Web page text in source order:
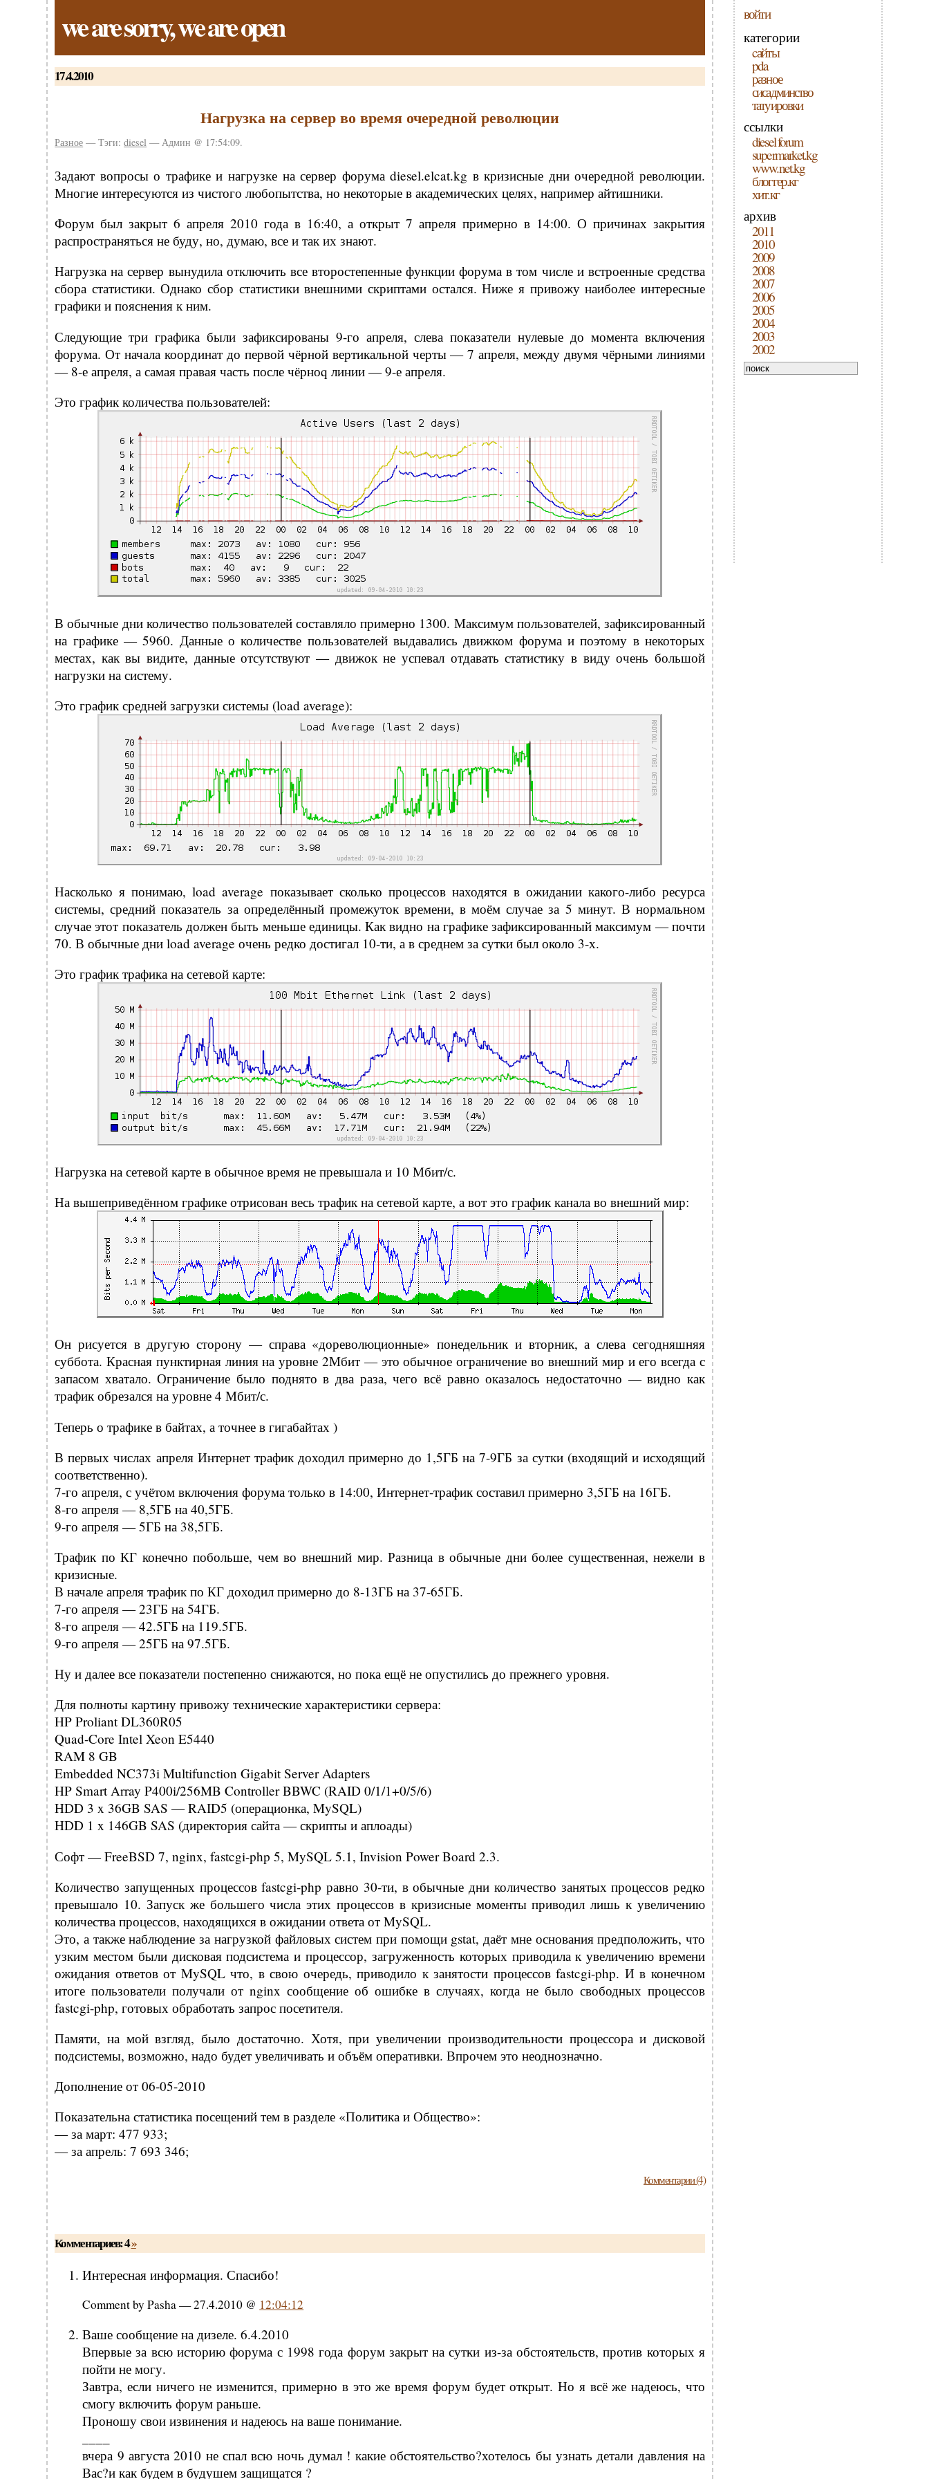
we are sorry, we are open
17.4.2010
Нагрузка на сервер во время очередной революции
Разное — Тэги:diesel — Админ @ 17:54:09.
Задают вопросы о трафике и нагрузке на сервер форума diesel.elcat.kg в кризисные дни очередной революции.
Многие интересуются из чистого любопытства, но некоторые в академических целях, например айтишники.
Форум был закрыт 6 апреля 2010 года в 16:40, а открыт 7 апреля примерно в 14:00. О причинах закрытия
распространяться не буду, но, думаю, все и так их знают.
Нагрузка на сервер вынудила отключить все второстепенные функции форума в том числе и встроенные средства
сбора статистики. Однако сбор статистики внешними скриптами остался. Ниже я привожу наиболее интересные
графики и пояснения к ним.
Следующие три графика были зафиксированы 9-го апреля, слева показатели нулевые до момента включения
форума. От начала координат до первой чёрной вертикальной черты — 7 апреля, между двумя чёрными линиями
— 8-е апреля, а самая правая часть после чёрноq линии — 9-е апреля.
Это график количества пользователей:
В обычные дни количество пользователей составляло примерно 1300. Максимум пользователей, зафикcированный
на графике — 5960. Данные о количестве пользователей выдавались движком форума и поэтому в некоторых
местах, как вы видите, данные отсутствуют — движок не успевал отдавать статистику в виду очень большой
нагрузки на систему.
Это график средней загрузки системы (load average):
Насколько я понимаю, load average показывает сколько процессов находятся в ожидании какого-либо ресурса
системы, средний показатель за определённый промежуток времени, в моём случае за 5 минут. В нормальном
случае этот показатель должен быть меньше единицы. Как видно на графике зафиксированный максимум — почти
70. В обычные дни load average очень редко достигал 10-ти, а в среднем за сутки был около 3-х.
Это график трафика на сетевой карте:
Нагрузка на сетевой карте в обычное время не превышала и 10 Мбит/с.
На вышеприведённом графике отрисован весь трафик на сетевой карте, а вот это график канала во внешний мир:
Он рисуется в другую сторону — справа «дореволюционные» понедельник и вторник, а слева сегодняшняя
суббота. Красная пунктирная линия на уровне 2Мбит — это обычное ограничение во внешний мир и его всегда с
запасом хватало. Ограничение было поднято в два раза, чего всё равно оказалось недостаточно — видно как
трафик обрезался на уровне 4 Мбит/с.
Теперь о трафике в байтах, а точнее в гигабайтах )
В первых числах апреля Интернет трафик доходил примерно до 1,5ГБ на 7-9ГБ за сутки (входящий и исходящий
соответственно).
7-го апреля, с учётом включения форума только в 14:00, Интернет-трафик составил примерно 3,5ГБ на 16ГБ.
8-го апреля — 8,5ГБ на 40,5ГБ.
9-го апреля — 5ГБ на 38,5ГБ.
Трафик по КГ конечно побольше, чем во внешний мир. Разница в обычные дни более существенная, нежели в
кризисные.
В начале апреля трафик по КГ доходил примерно до 8-13ГБ на 37-65ГБ.
7-го апреля — 23ГБ на 54ГБ.
8-го апреля — 42.5ГБ на 119.5ГБ.
9-го апреля — 25ГБ на 97.5ГБ.
Ну и далее все показатели постепенно снижаются, но пока ещё не опустились до прежнего уровня.
Для полноты картину привожу технические характеристики сервера:
HP Proliant DL360R05
Quad-Core Intel Xeon E5440
RAM 8 GB
Embedded NC373i Multifunction Gigabit Server Adapters
HP Smart Array P400i/256MB Controller BBWC (RAID 0/1/1+0/5/6)
HDD 3 x 36GB SAS — RAID5 (операционка, MySQL)
HDD 1 x 146GB SAS (директория сайта — скрипты и аплоады)
Софт — FreeBSD 7, nginx, fastcgi-php 5, MySQL 5.1, Invision Power Board 2.3.
Количество запущенных процессов fastcgi-php равно 30-ти, в обычные дни количество занятых процессов редко
превышало 10. Запуск же большего числа этих процессов в кризисные моменты приводил лишь к увеличению
количества процессов, находящихся в ожидании ответа от MySQL.
Это, а также наблюдение за нагрузкой файловых систем при помощи gstat, даёт мне основания предположить, что
узким местом были дисковая подсистема и процессор, загруженность которых приводила к увеличению времени
ожидания ответов от MySQL что, в свою очередь, приводило к занятости процессов fastcgi-php. И в конечном
итоге пользователи получали от nginx сообщение об ошибке в случаях, когда не было свободных процессов
fastcgi-php, готовых обработать запрос посетителя.
Памяти, на мой взгляд, было достаточно. Хотя, при увеличении производительности процессора и дисковой
подсистемы, возможно, надо будет увеличивать и объём оперативки. Впрочем это неоднозначно.
Дополнение от 06-05-2010
Показательна статистика посещений тем в разделе «Политика и Общество»:
— за март: 477 933;
— за апрель: 7 693 346;
Комментарии (4)
Комментариев: 4»
Интересная информация. Спасибо!
Comment by Pasha — 27.4.2010 @ 12:04:12
Ваше сообщение на дизеле. 6.4.2010
Впервые за всю историю форума с 1998 года форум закрыт на сутки из-за обстоятельств, против которых я
пойти не могу.
Завтра, если ничего не изменится, примерно в это же время форум будет открыт. Но я всё же надеюсь, что
смогу включить форум раньше.
Проношу свои извинения и надеюсь на ваше понимание.
вчера 9 августа 2010 не спал всю ночь думал ! какие обстоятельство?хотелось бы узнать детали давления на
Вас?и как будем в будушем защищатся ?
войти
категории
cайты
pda
разное
сисадминство
татуировки
ссылки
diesel forum
supermarket.kg
www.net.kg
блоггер.кг
хит.кг
архив
2011
2010
2009
2008
2007
2006
2005
2004
2003
2002